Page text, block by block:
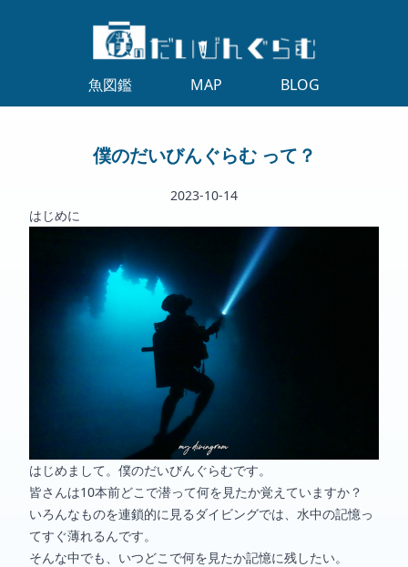
魚図鑑 MAP BLOG
僕のだいびんぐらむ って？
2023-10-14
はじめに
はじめまして。僕のだいびんぐらむです。
皆さんは10本前どこで潜って何を見たか覚えていますか？
いろんなものを連鎖的に見るダイビングでは、水中の記憶っ
てすぐ薄れるんです。
そんな中でも、いつどこで何を見たか記憶に残したい。